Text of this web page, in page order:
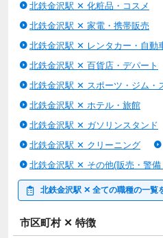
北鉄金沢駅 ✕ 化粧品・コスメ
北鉄金沢駅 ✕ 家電・携帯販売
北鉄金沢駅 ✕ レンタカー・自動
北鉄金沢駅 ✕ 百貨店・デパート
北鉄金沢駅 ✕ スポーツ・ジム・
北鉄金沢駅 ✕ ホテル・旅館
北鉄金沢駅 ✕ ガソリンスタンド
北鉄金沢駅 ✕ クリーニング
北鉄金沢駅 ✕ その他(販売・警
北鉄金沢駅 ✕ 全ての職種の一覧
市区町村 ✕ 特徴